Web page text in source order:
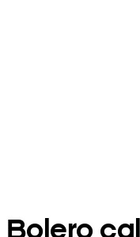
Bolero